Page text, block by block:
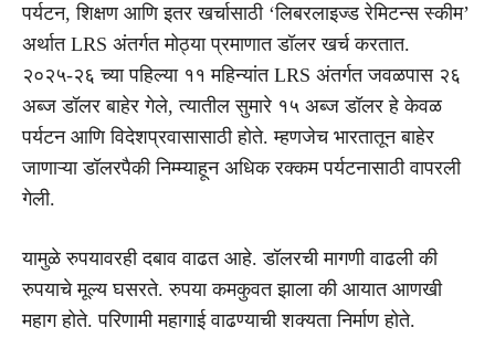
पर्यटन, शिक्षण आणि इतर खर्चासाठी ‘लिबरलाइज्ड रेमिटन्स स्कीम’
अर्थात LRS अंतर्गत मोठ्या प्रमाणात डॉलर खर्च करतात.
२०२५-२६ च्या पहिल्या ११ महिन्यांत LRS अंतर्गत जवळपास २६
अब्ज डॉलर बाहेर गेले, त्यातील सुमारे १५ अब्ज डॉलर हे केवळ
पर्यटन आणि विदेशप्रवासासाठी होते. म्हणजेच भारतातून बाहेर
जाणाऱ्या डॉलरपैकी निम्म्याहून अधिक रक्कम पर्यटनासाठी वापरली
गेली.
यामुळे रुपयावरही दबाव वाढत आहे. डॉलरची मागणी वाढली की
रुपयाचे मूल्य घसरते. रुपया कमकुवत झाला की आयात आणखी
महाग होते. परिणामी महागाई वाढण्याची शक्यता निर्माण होते.